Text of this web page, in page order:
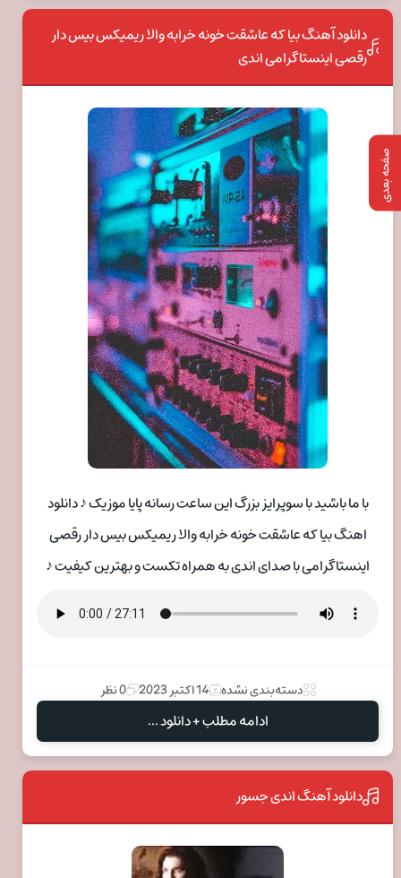
دانلود آهنگ بیا که عاشقت خونه خرابه والا ریمیکس بیس دار
رقصی اینستاگرامی اندی
با ما باشید با سوپرایز بزرگ این ساعت رسانه پایا موزیک ♪ دانلود
اهنگ بیا که عاشقت خونه خرابه والا ریمیکس بیس دار رقصی
اینستاگرامی با صدای اندی به همراه تکست و بهترین کیفیت ♪
دسته‌بندی نشده 14 اکتبر 2023 0 نظر
ادامه مطلب + دانلود ...
دانلود آهنگ اندی جسور
صفحه بعدی